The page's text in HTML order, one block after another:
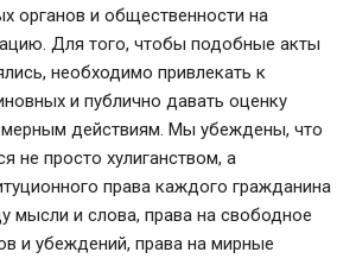
органов и общественности на
Для того, чтобы подобные акты
необходимо привлекать к
и публично давать оценку
действиям. Мы убеждены, что
не просто хулиганством, а
права каждого гражданина
мысли и слова, права на свободное
и убеждений, права на мирные